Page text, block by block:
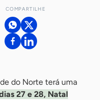
COMPARTILHE
do Norte terá uma
27 e 28, Natal